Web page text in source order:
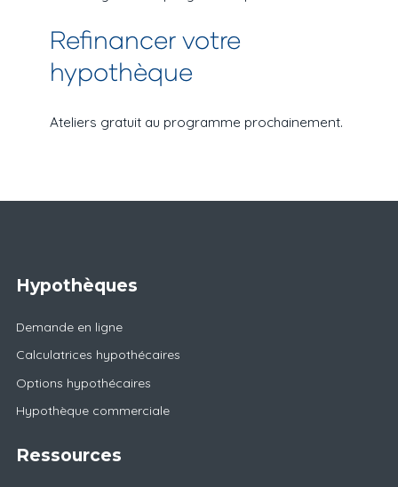
Refinancer votre
hypothèque
Ateliers gratuit au programme prochainement.
Hypothèques
Demande en ligne
Calculatrices hypothécaires
Options hypothécaires
Hypothèque commerciale
Ressources